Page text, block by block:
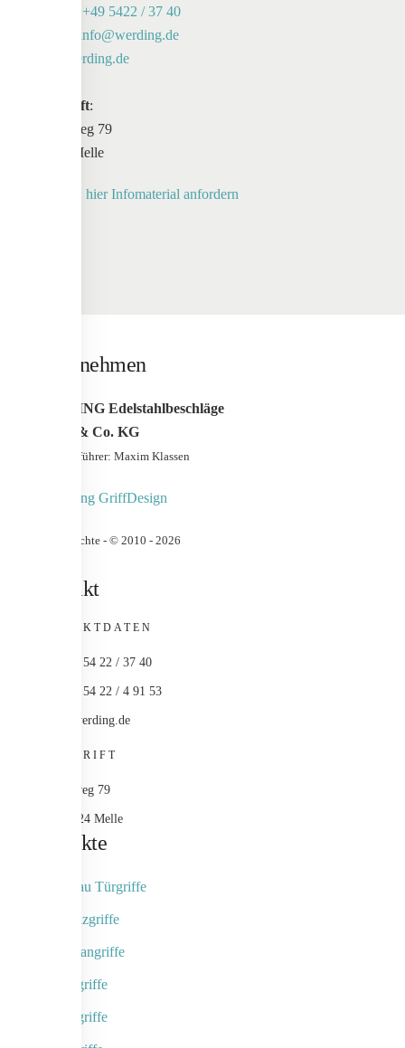
+49 5422 / 37 40
info@werding.de
werding.de
Anschrift:
Maschweg 79
49324 Melle
hier Infomaterial anfordern
Unternehmen
WERDING Edelstahlbeschläge
GmbH & Co. KG
Geschäfstführer: Maxim Klassen
Urheberrechte - © 2010 - 2026
Kontakt
KONTAKTDATEN
+49 (0) 54 22 / 37 40
+49 (0) 54 22 / 4 91 53
info@werding.de
ANSCHRIFT
Maschweg 79
49324 Melle
Produkte
Objektbau Türgriffe
Naturholzgriffe
Fingerscangriffe
Kameragriffe
Schalengriffe